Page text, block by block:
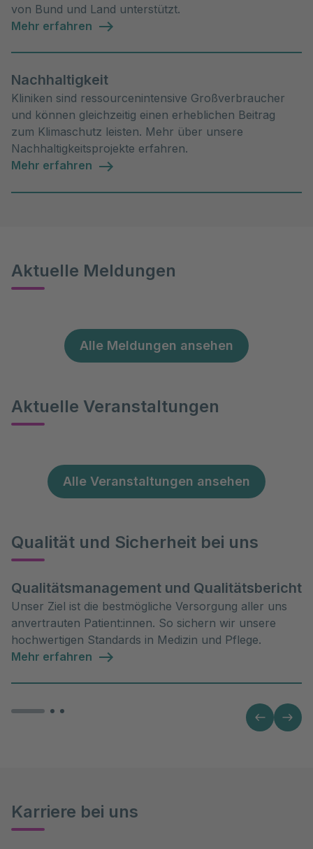
von Bund und Land unterstützt.
Mehr erfahren
Nachhaltigkeit
Kliniken sind ressourcenintensive Großverbraucher
und können gleichzeitig einen erheblichen Beitrag
zum Klimaschutz leisten. Mehr über unsere
Nachhaltigkeitsprojekte erfahren.
Mehr erfahren
Aktuelle Meldungen
Alle Meldungen ansehen
Aktuelle Veranstaltungen
Alle Veranstaltungen ansehen
Qualität und Sicherheit bei uns
Qualitätsmanagement und Qualitätsbericht
Unser Ziel ist die bestmögliche Versorgung aller uns
anvertrauten Patient:innen. So sichern wir unsere
hochwertigen Standards in Medizin und Pflege.
Mehr erfahren
Karriere bei uns